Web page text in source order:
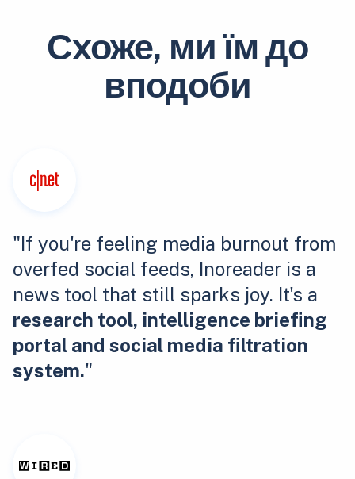
Схоже, ми їм до
вподоби
"If you're feeling media burnout from
overfed social feeds, Inoreader is a
news tool that still sparks joy. It's a
research tool, intelligence briefing
portal and social media filtration
system."